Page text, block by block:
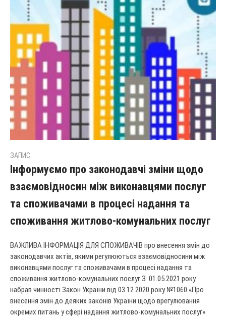
ЗАПИС
Інформуємо про законодавчі зміни щодо
взаємовідносин між виконавцями послуг
та споживачами в процесі надання та
споживання житлово-комунальних послуг
ВАЖЛИВА ІНФОРМАЦІЯ ДЛЯ СПОЖИВАЧІВ про внесення змін до
законодавчих актів, якими регулюються взаємовідносини між
виконавцями послуг та споживачами в процесі надання та
споживання житлово-комунальних послуг З 01.05.2021 року
набрав чинності Закон України від 03.12.2020 року №1060 «Про
внесення змін до деяких законів України щодо врегулювання
окремих питань у сфері надання житлово-комунальних послуг»